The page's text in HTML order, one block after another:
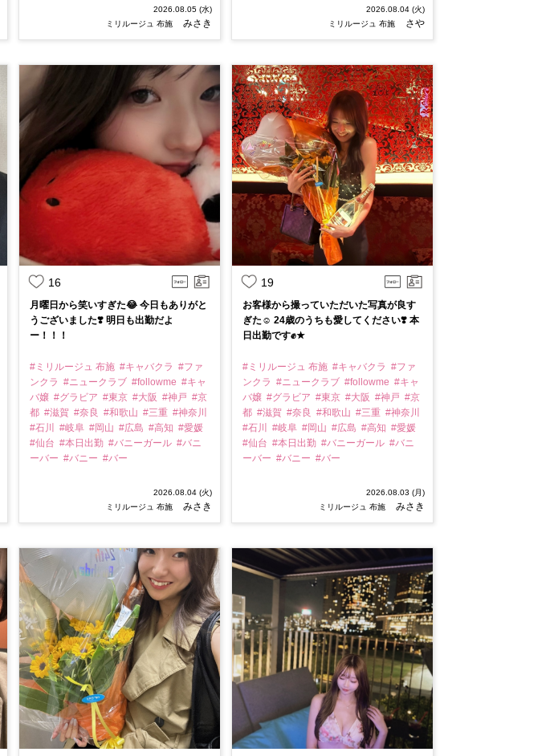
2026.08.05 (水)
ミリルージュ 布施
みさき
2026.08.04 (火)
ミリルージュ 布施
さや
16
月曜日から笑いすぎた😂 今日もありがと
うございました❣️ 明日も出勤だよ
ー！！！
#ミリルージュ 布施 #キャバクラ #ファ
ンクラ #ニュークラブ #followme #キャ
バ嬢 #グラビア #東京 #大阪 #神戸 #京
都 #滋賀 #奈良 #和歌山 #三重 #神奈川
#石川
#岐阜 #岡山 #広島 #高知 #愛媛
#仙台 #本日出勤 #バニーガール #バニ
ーバー #バニー #バー
2026.08.04 (火)
ミリルージュ 布施
みさき
19
お客様から撮っていただいた写真が良す
ぎた☺️ 24歳のうちも愛してください❣️ 本
日出勤です✊★
#ミリルージュ 布施 #キャバクラ #ファ
ンクラ #ニュークラブ #followme #キャ
バ嬢 #グラビア #東京 #大阪 #神戸 #京
都 #滋賀 #奈良 #和歌山 #三重 #神奈川
#石川
#岐阜 #岡山 #広島 #高知 #愛媛
#仙台 #本日出勤 #バニーガール #バニ
ーバー #バニー #バー
2026.08.03 (月)
ミリルージュ 布施
みさき